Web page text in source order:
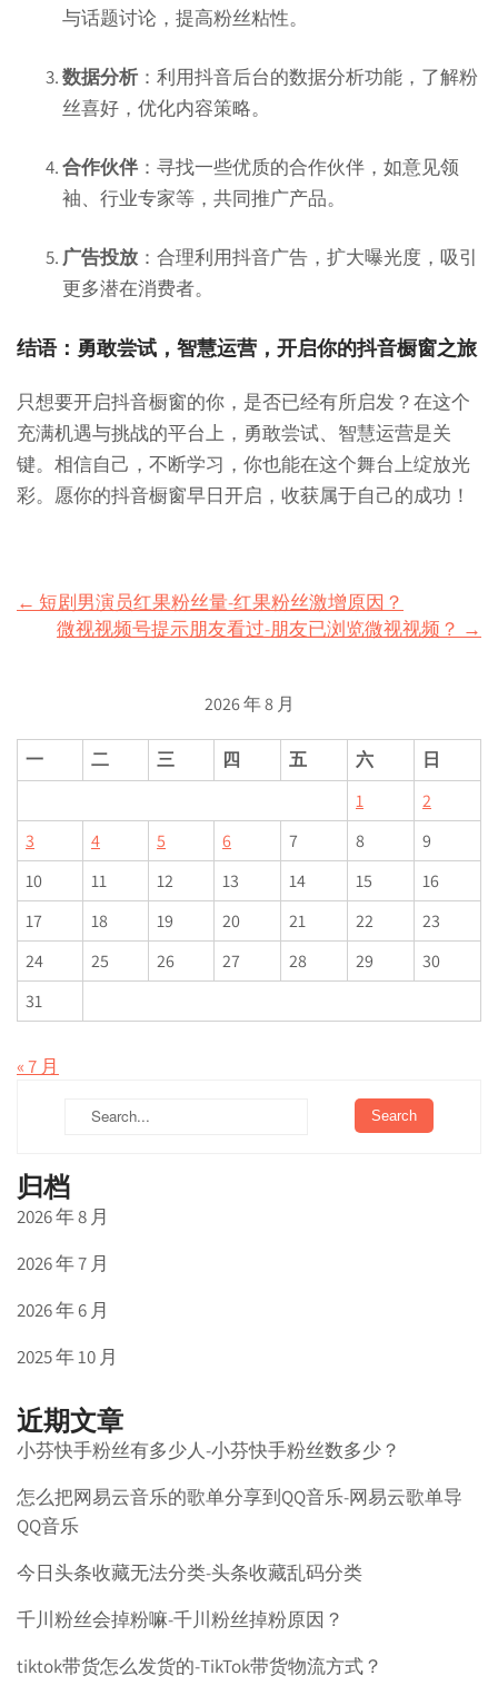
与话题讨论，提高粉丝粘性。
数据分析：利用抖音后台的数据分析功能，了解粉
丝喜好，优化内容策略。
合作伙伴：寻找一些优质的合作伙伴，如意见领
袖、行业专家等，共同推广产品。
广告投放：合理利用抖音广告，扩大曝光度，吸引
更多潜在消费者。
结语：勇敢尝试，智慧运营，开启你的抖音橱窗之旅
只想要开启抖音橱窗的你，是否已经有所启发？在这个
充满机遇与挑战的平台上，勇敢尝试、智慧运营是关
键。相信自己，不断学习，你也能在这个舞台上绽放光
彩。愿你的抖音橱窗早日开启，收获属于自己的成功！
Post
navigation
← 短剧男演员红果粉丝量-红果粉丝激增原因？
微视视频号提示朋友看过-朋友已浏览微视视频？ →
2026 年 8 月
一 二 三 四 五 六
日
1
2
3
4 5 6 7 8
9
10
11 12 13 14 15
16
17
18 19 20 21 22
23
24
25 26 27 28 29
30
31
« 7 月
归档
2026 年 8 月
2026 年 7 月
2026 年 6 月
2025 年 10 月
近期文章
小芬快手粉丝有多少人-小芬快手粉丝数多少？
怎么把网易云音乐的歌单分享到QQ音乐-网易云歌单导
QQ音乐
今日头条收藏无法分类-头条收藏乱码分类
千川粉丝会掉粉嘛-千川粉丝掉粉原因？
tiktok带货怎么发货的-TikTok带货物流方式？